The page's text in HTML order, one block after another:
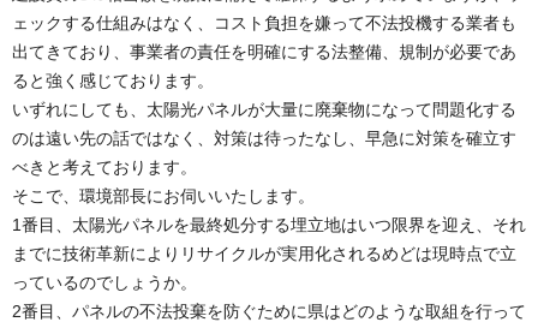
ェックする仕組みはなく、コスト負担を嫌って不法投機する業者も
出てきており、事業者の責任を明確にする法整備、規制が必要であ
ると強く感じております。
いずれにしても、太陽光パネルが大量に廃棄物になって問題化する
のは遠い先の話ではなく、対策は待ったなし、早急に対策を確立す
べきと考えております。
そこで、環境部長にお伺いいたします。
1番目、太陽光パネルを最終処分する埋立地はいつ限界を迎え、それ
までに技術革新によりリサイクルが実用化されるめどは現時点で立
っているのでしょうか。
2番目、パネルの不法投棄を防ぐために県はどのような取組を行って